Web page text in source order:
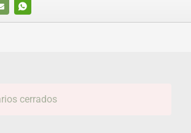
WHATSAPP
cerrados